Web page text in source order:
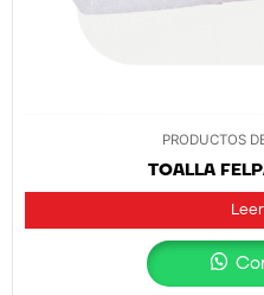
PRODUCTOS
TOALLA